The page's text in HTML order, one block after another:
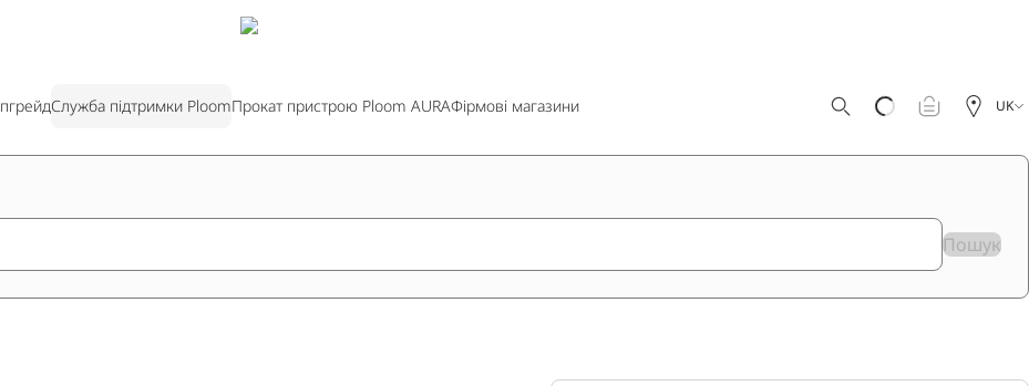
Служба підтримки PloomПрокат пристрою Ploom AURAФірмові магазини UK
Пошук